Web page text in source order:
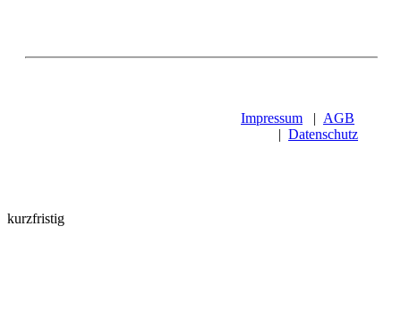
Impressum | AGB
| Datenschutz
kurzfristig